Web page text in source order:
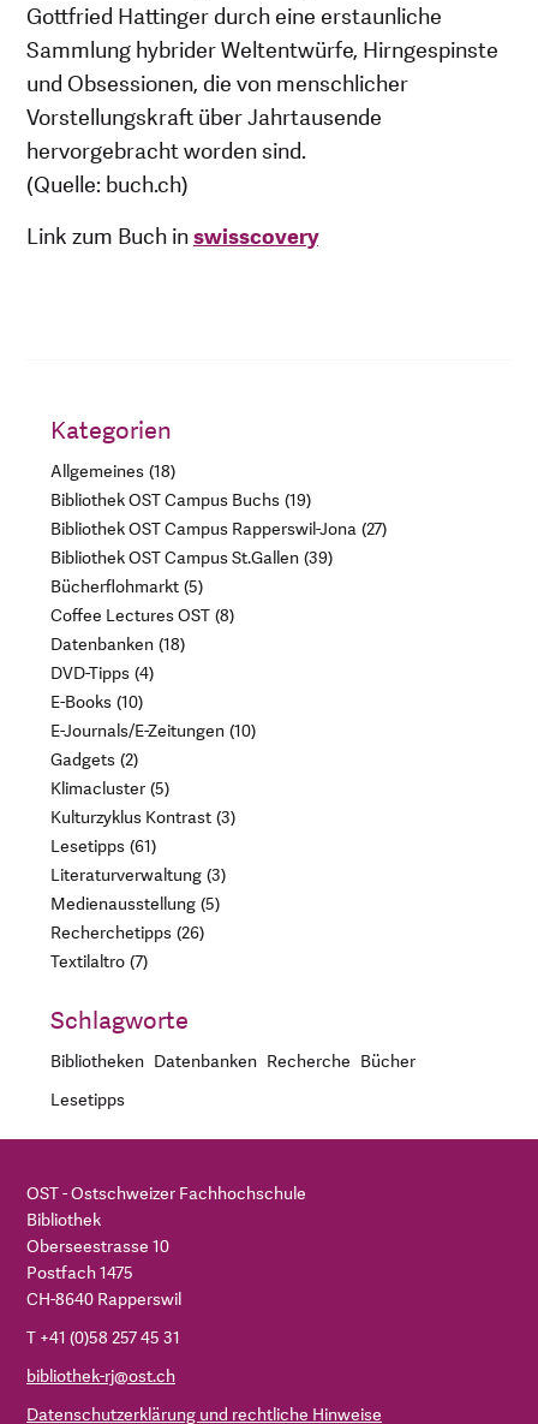
Gottfried Hattinger durch eine erstaunliche
Sammlung hybrider Weltentwürfe, Hirngespinste
und Obsessionen, die von menschlicher
Vorstellungskraft über Jahrtausende
hervorgebracht worden sind.
(Quelle: buch.ch)
Link zum Buch inswisscovery
Kategorien
Allgemeines 18
Bibliothek OST Campus Buchs 19
Bibliothek OST Campus Rapperswil-Jona 27
Bibliothek OST Campus St.Gallen 39
Bücherflohmarkt 5
Coffee Lectures OST 8
Datenbanken 18
DVD-Tipps 4
E-Books 10
E-Journals/E-Zeitungen 10
Gadgets 2
Klimacluster 5
Kulturzyklus Kontrast 3
Lesetipps 61
Literaturverwaltung 3
Medienausstellung 5
Recherchetipps 26
Textilaltro 7
Schlagworte
Bibliotheken Datenbanken Recherche Bücher
Lesetipps
OST - Ostschweizer Fachhochschule
Bibliothek
Oberseestrasse 10
Postfach 1475
CH-8640 Rapperswil
T +41 (0)58 257 45 31
bibliothek-rj@ost.ch
Datenschutzerklärung und rechtliche Hinweise